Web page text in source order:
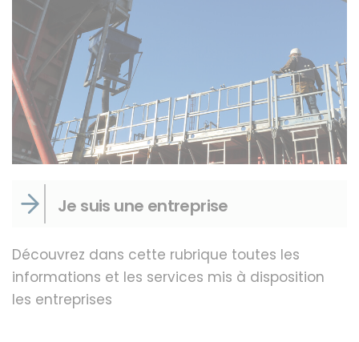
Je suis une entreprise
Découvrez dans cette rubrique toutes les
informations et les services mis à disposition
les entreprises